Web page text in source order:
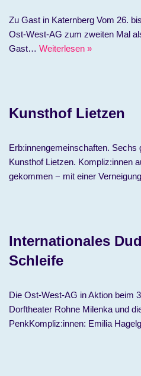
Zu Gast in Katernberg Vom 26.
Ost-West-AG zum zweiten Mal
Gast… Weiterlesen »
Kunsthof Lietzen
Erb:innengemeinschaften. Sechs
Kunsthof Lietzen. Kompliz:innen
gekommen − mit einer
Internationales
Schleife
Die Ost-West-AG in Aktion beim
Dorftheater Rohne Milenka und
PenkKompliz:innen: Emilia